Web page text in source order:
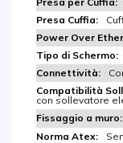
con sollevatore